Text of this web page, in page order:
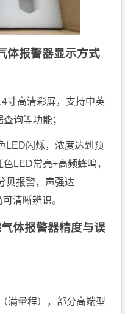
体报警器显示方式
寸高清彩屏，支持中英
询等功能；
LED闪烁，浓度达到预
LED常亮+高频蜂鸣，
贝报警，声强达
清晰辨识。
体报警器精度与误
满量程），部分高端型